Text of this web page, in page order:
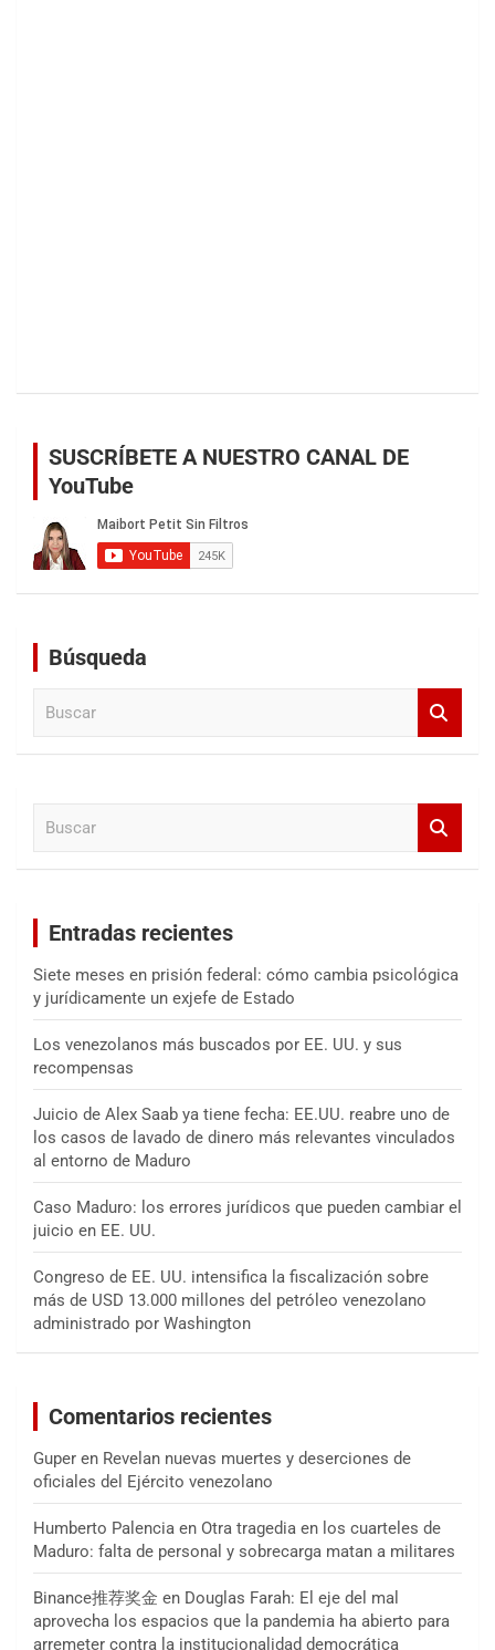
SUSCRÍBETE A NUESTRO CANAL DE
YouTube
Búsqueda
Entradas recientes
Siete meses en prisión federal: cómo cambia psicológica
y jurídicamente un exjefe de Estado
Los venezolanos más buscados por EE. UU. y sus
recompensas
Juicio de Alex Saab ya tiene fecha: EE.UU. reabre uno de
los casos de lavado de dinero más relevantes vinculados
al entorno de Maduro
Caso Maduro: los errores jurídicos que pueden cambiar el
juicio en EE. UU.
Congreso de EE. UU. intensifica la fiscalización sobre
más de USD 13.000 millones del petróleo venezolano
administrado por Washington
Comentarios recientes
Guper en Revelan nuevas muertes y deserciones de
oficiales del Ejército venezolano
Humberto Palencia en Otra tragedia en los cuarteles de
Maduro: falta de personal y sobrecarga matan a militares
Binance推荐奖金 en Douglas Farah: El eje del mal
aprovecha los espacios que la pandemia ha abierto para
arremeter contra la institucionalidad democrática